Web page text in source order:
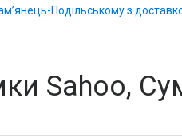
Подільському з
Sahoo,